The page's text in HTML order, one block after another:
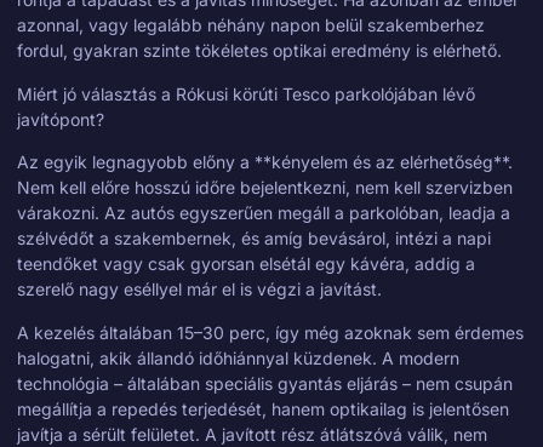
azonnal, vagy legalább néhány napon belül szakemberhez
fordul, gyakran szinte tökéletes optikai eredmény is elérhető.
Miért jó választás a Rókusi körúti Tesco parkolójában lévő
javítópont?
Az egyik legnagyobb előny a **kényelem és az elérhetőség**.
Nem kell előre hosszú időre bejelentkezni, nem kell szervizben
várakozni. Az autós egyszerűen megáll a parkolóban, leadja a
szélvédőt a szakembernek, és amíg bevásárol, intézi a napi
teendőket vagy csak gyorsan elsétál egy kávéra, addig a
szerelő nagy eséllyel már el is végzi a javítást.
A kezelés általában 15–30 perc, így még azoknak sem érdemes
halogatni, akik állandó időhiánnyal küzdenek. A modern
technológia – általában speciális gyantás eljárás – nem csupán
megállítja a repedés terjedését, hanem optikailag is jelentősen
javítja a sérült felületet. A javított rész átlátszóvá válik, nem